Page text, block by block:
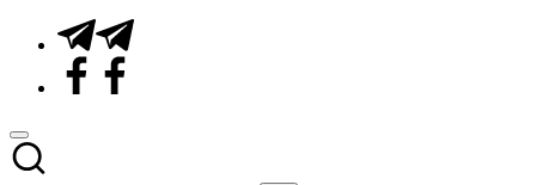
Telegram
Facebook